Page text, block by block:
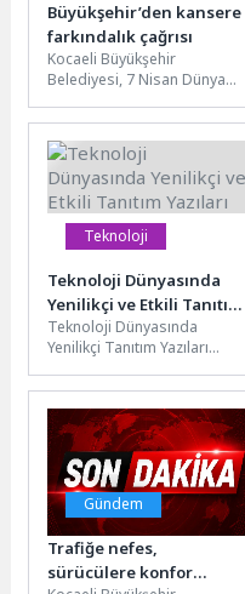
Büyükşehir’den kansere
farkındalık çağrısı
Kocaeli Büyükşehir
Belediyesi, 7 Nisan Dünya
Ulusal Kanser Haftası
kapsamında...
Teknoloji
Teknoloji Dünyasında
Yenilikçi ve Etkili Tanıtım
Yazıları
Teknoloji Dünyasında
Yenilikçi Tanıtım Yazıları
bir ürün veya hizmetin
tanıtımını yapmak,...
Gündem
Trafiğe nefes,
sürücülere konfor